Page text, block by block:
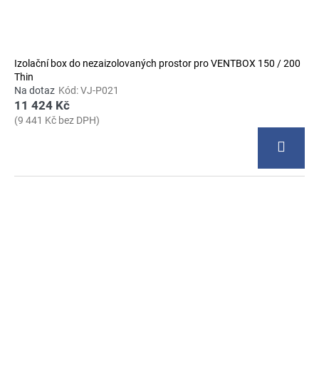
Izolační box do nezaizolovaných prostor pro VENTBOX 150 / 200
Thin
Na dotaz Kód:VJ-P021
11 424 Kč
(9 441 Kč bez DPH)